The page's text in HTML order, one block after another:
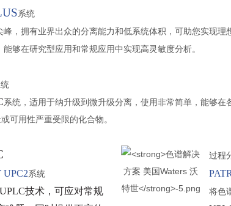
系统
，拥有业界出众的分离能力和低系统体积，可助您实现理
够在研究型应用和常规应用中实现高灵敏度分析。
系统，适用于纳升级到微升级分离，使用非常简单，能够在
可用性严重受限的化合物。
UPC2系统
UPLC技术，可应对常规
过程
将色